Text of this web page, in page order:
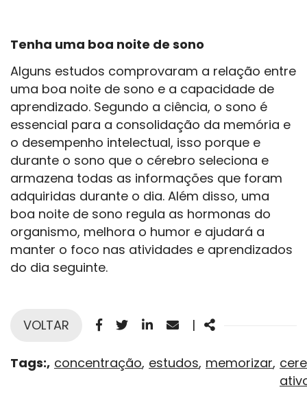
Tenha uma boa noite de sono
Alguns estudos comprovaram a relação entre
uma boa noite de sono e a capacidade de
aprendizado. Segundo a ciência, o sono é
essencial para a consolidação da memória e
o desempenho intelectual, isso porque e
durante o sono que o cérebro seleciona e
armazena todas as informações que foram
adquiridas durante o dia. Além disso, uma
boa noite de sono regula as hormonas do
organismo, melhora o humor e ajudará a
manter o foco nas atividades e aprendizados
do dia seguinte.
VOLTAR Facebook
TwitterLinkedinEmail
| Share
Tags: concentração estudos memorizar